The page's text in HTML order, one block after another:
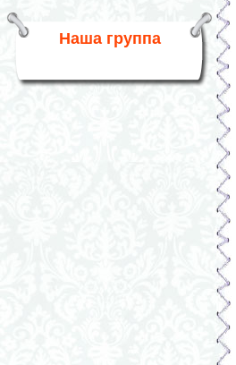
Наша группа